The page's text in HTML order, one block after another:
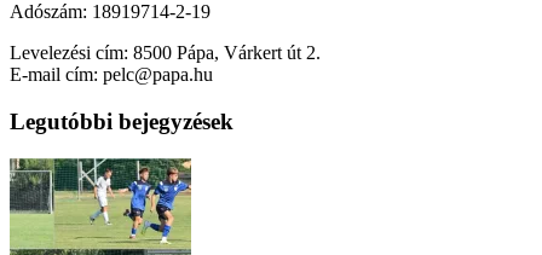
Adószám: 18919714-2-19
Levelezési cím: 8500 Pápa, Várkert út 2.
E-mail cím: pelc@papa.hu
Legutóbbi bejegyzések